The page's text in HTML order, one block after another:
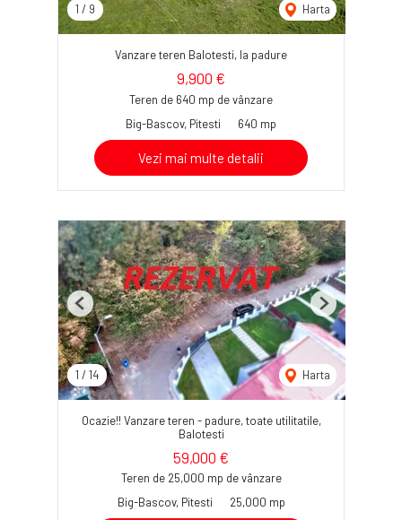
1 / 9 Harta
Vanzare teren Balotesti, la padure
9,900 €
Teren de 640 mp de vânzare
Big-Bascov, Pitesti
640 mp
Vezi mai multe detalii
1 / 14 Harta
Previous Next
Ocazie!! Vanzare teren - padure, toate utilitatile,
Balotesti
59,000 €
Teren de 25,000 mp de vânzare
Big-Bascov, Pitesti
25,000 mp